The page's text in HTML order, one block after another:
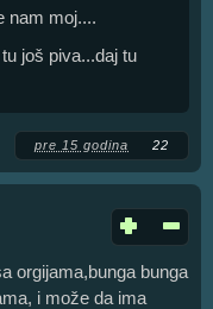
nam moj....
još piva...daj tu
pre 15 godina 22
orgijama,bunga bunga
i može da ima